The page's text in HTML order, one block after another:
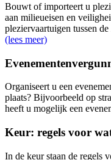
Bouwt of importeert u
aan milieueisen en
pleziervaartuigen tussen
(lees meer)
Organiseert u een
plaats? Bijvoorbeeld op
heeft u mogelijk een
Keur: regels voor
In de keur staan de regels